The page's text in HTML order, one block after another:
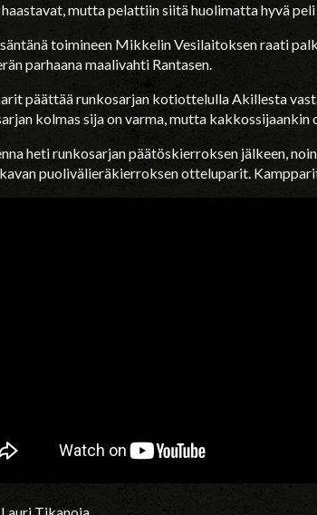
mutta pelattiin siitä huolimatta hyvä
toimineen Mikkelin Vesilaitoksen raati
parhaana maalivahti Rantasen.
päättää runkosarjan kotiottelulla Akillesta
kolmas sija on varma, mutta
heti runkosarjan päätöskierroksen jälkeen,
puolivälieräkierroksen otteluparit.